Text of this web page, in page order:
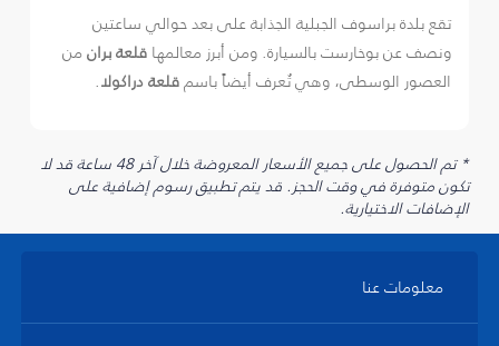
تقع بلدة براسوف الجبلية الجذابة على بعد حوالي ساعتين
ونصف عن بوخارست بالسيارة. ومن أبرز معالمها قلعة برانمن
العصور الوسطى، وهي تُعرف أيضاً باسمقلعة دراكولا.
* تم الحصول على جميع الأسعار المعروضة خلال آخر 48 ساعة قد لا
تكون متوفرة في وقت الحجز. قد يتم تطبيق رسوم إضافية على
الإضافات الاختيارية.
معلومات عنا